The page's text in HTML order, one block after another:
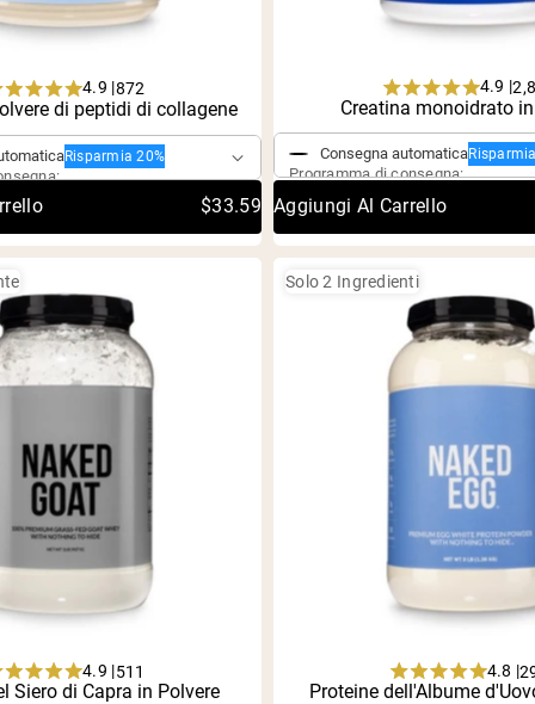
Rated
4.9
out
of
5
stars
4.9 |872
di peptidi di collagene
Risparmia 20%
$33.59
Rated
4.9
out
of
5
stars
4.9 |
Creatina monoidrato
Acquisto singolo
Consegna automaticaRisparmia
Programma di consegna:
Aggiungi Al Carrello
Rated
4.9 |511
Siero di Capra in Polvere
Solo 2 Ingredienti
Rated
4.8 |
Proteine dell'Albume
Acquisto singolo